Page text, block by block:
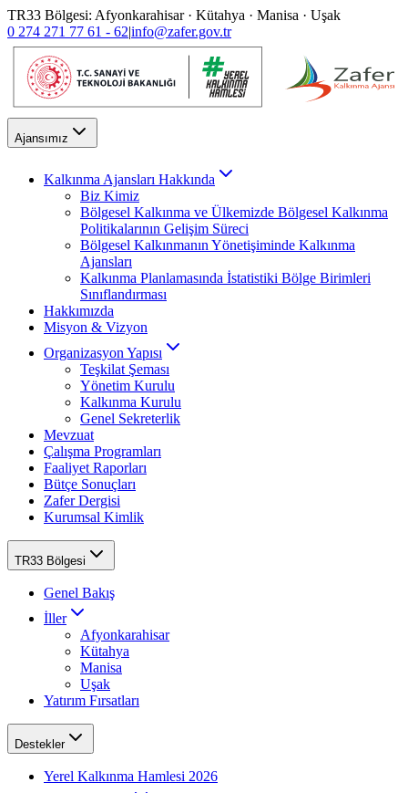
TR33 Bölgesi: Afyonkarahisar · Kütahya · Manisa · Uşak
0 274 271 77 61 - 62|info@zafer.gov.tr
Ajansımız
Kalkınma Ajansları Hakkında
Biz Kimiz
Bölgesel Kalkınma ve Ülkemizde Bölgesel Kalkınma
Politikalarının Gelişim Süreci
Bölgesel Kalkınmanın Yönetişiminde Kalkınma
Ajansları
Kalkınma Planlamasında İstatistiki Bölge Birimleri
Sınıflandırması
Hakkımızda
Misyon & Vizyon
Organizasyon Yapısı
Teşkilat Şeması
Yönetim Kurulu
Kalkınma Kurulu
Genel Sekreterlik
Mevzuat
Çalışma Programları
Faaliyet Raporları
Bütçe Sonuçları
Zafer Dergisi
Kurumsal Kimlik
TR33 Bölgesi
Genel Bakış
İller
Afyonkarahisar
Kütahya
Manisa
Uşak
Yatırım Fırsatları
Destekler
Yerel Kalkınma Hamlesi 2026